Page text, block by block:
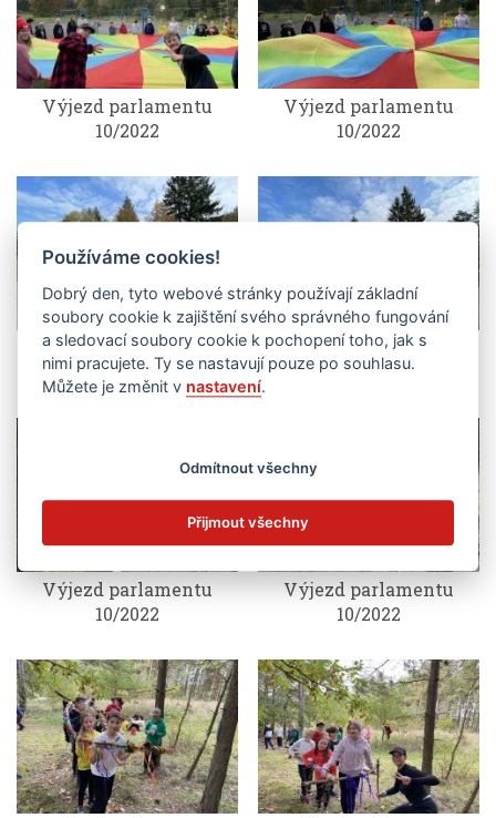
Výjezd parlamentu
10/2022
Výjezd parlamentu
10/2022
Výjezd parlamentu
10/2022
Výjezd parlamentu
10/2022
Výjezd parlamentu
10/2022
Výjezd parlamentu
10/2022
Používáme cookies!
Dobrý den, tyto webové stránky používají základní
soubory cookie k zajištění svého správného fungování
a sledovací soubory cookie k pochopení toho, jak s
nimi pracujete. Ty se nastavují pouze po souhlasu.
Můžete je změnit v nastavení.
Odmítnout všechny
Přijmout všechny